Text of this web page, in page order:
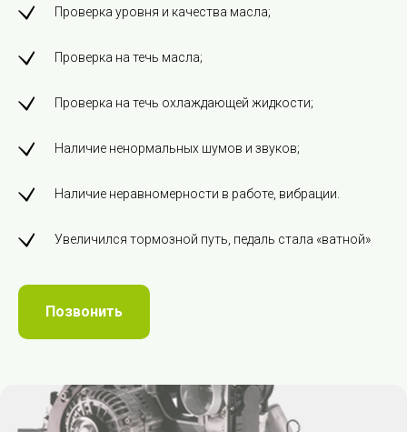
Проверка уровня и качества масла;
Проверка на течь масла;
Проверка на течь охлаждающей жидкости;
Наличие ненормальных шумов и звуков;
Наличие неравномерности в работе, вибрации.
Увеличился тормозной путь, педаль стала «ватной»
Позвонить